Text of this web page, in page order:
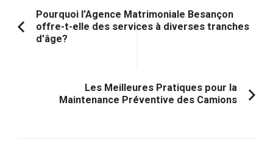
Navigation
d'article
Article
Pourquoi l’Agence Matrimoniale Besançon
offre-t-elle des services à diverses tranches
d’âge?
Les Meilleures Pratiques pour la
Maintenance Préventive des Camions